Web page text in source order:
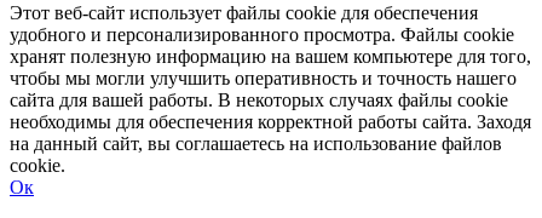
Этот веб-сайт использует файлы cookie для обеспечения
удобного и персонализированного просмотра. Файлы cookie
хранят полезную информацию на вашем компьютере для того,
чтобы мы могли улучшить оперативность и точность нашего
сайта для вашей работы. В некоторых случаях файлы cookie
необходимы для обеспечения корректной работы сайта. Заходя
на данный сайт, вы соглашаетесь на использование файлов
cookie.
Ок